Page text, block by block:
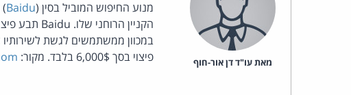
מאת‏ עו"ד דן אור-חוף
מנוע החיפוש המוביל בסין (Baidu
פיצוי בסך 6,000$ בלבד. מקור: